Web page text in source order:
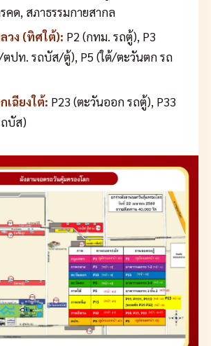
คด, สภาธรรมกายสากล
วง (ทิศใต้): P2 (กทม. รถตู้), P3
ปท. รถบัส/ตู้), P5 (ใต้/ตะวันตก รถ
ฉียงใต้: P23 (ตะวันออก รถตู้), P33
บัส)